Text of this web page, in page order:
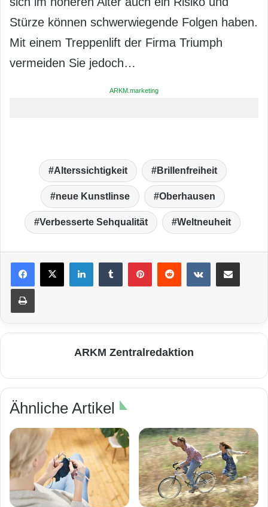
Stürze können schwerwiegende Folgen haben.
Mit einem Treppenlift der Firma Triumph
vermeiden Sie jedoch…
ARKM.marketing
Alterssichtigkeit Brillenfreiheit
neue Kunstlinse Oberhausen
Verbesserte Sehqualität Weltneuheit
LinkedIn VKontakte
Drucken
ARKM Zentralredaktion
Ähnliche Artikel